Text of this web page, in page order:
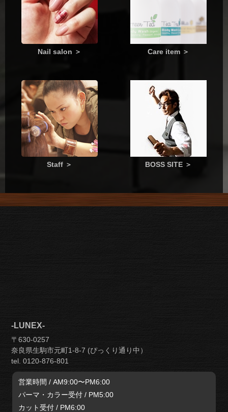
Nail salon ＞ Care item ＞
Staff ＞ BOSS SITE ＞
-LUNEX-
〒630-0257
奈良県生駒市元町1-8-7 (ぴっくり通り中）
tel. 0120-876-801
営業時間 / AM9:00〜PM6:00
パーマ・カラー受付 / PM5:00
カット受付 / PM6:00